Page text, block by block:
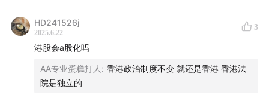
22:24 随着大量资金涌入美国资本市场，市场需要找到合
理概念来支撑与之带来的上涨。GPT-3.5大模型的推出及
其引发的技术热潮成了这一流动性周期里的受益者，但或
许这些相关AI公司的价值被高估了。
HD241526j
2025.6.22
3
港股会a股化吗
AA专业蛋糕打人 : 香港政治制度不变 就还是香港 香港法
院是独立的